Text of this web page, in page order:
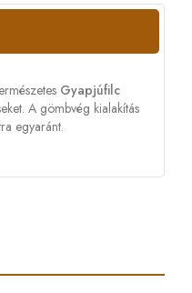
Gyapjúfilc
A gömbvég kialakítás
egyaránt.